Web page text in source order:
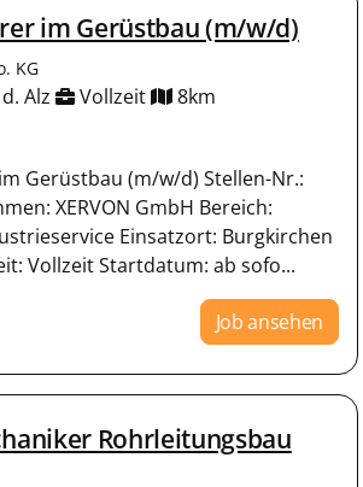
im Gerüstbau (m/w/d)
KG
Alz Vollzeit 8km
Gerüstbau (m/w/d) Stellen-Nr.:
XERVON GmbH Bereich:
Einsatzort: Burgkirchen
Vollzeit Startdatum: ab sofo...
Job ansehen
Rohrleitungsbau